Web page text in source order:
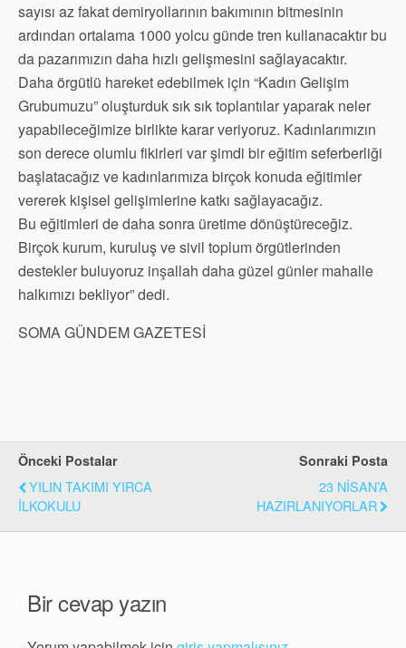
sayısı az fakat demiryollarının bakımının bitmesinin
ardından ortalama 1000 yolcu günde tren kullanacaktır bu
da pazarımızın daha hızlı gelişmesini sağlayacaktır.
Daha örgütlü hareket edebilmek için “Kadın Gelişim
Grubumuzu” oluşturduk sık sık toplantılar yaparak neler
yapabileceğimize birlikte karar veriyoruz. Kadınlarımızın
son derece olumlu fikirleri var şimdi bir eğitim seferberliği
başlatacağız ve kadınlarımıza birçok konuda eğitimler
vererek kişisel gelişimlerine katkı sağlayacağız.
Bu eğitimleri de daha sonra üretime dönüştüreceğiz.
Birçok kurum, kuruluş ve sivil toplum örgütlerinden
destekler buluyoruz inşallah daha güzel günler mahalle
halkımızı bekliyor” dedi.
SOMA GÜNDEM GAZETESİ
Önceki Postalar
YILIN TAKIMI YIRCA
İLKOKULU
Sonraki Posta
23 NİSAN’A
HAZIRLANIYORLAR
Bir cevap yazın